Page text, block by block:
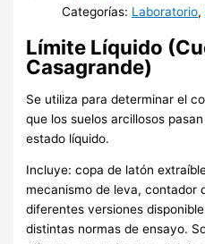
Categorías: Laboratorio,
Límite Líquido
Casagrande)
Se utiliza para determinar el
que los suelos arcillosos
estado líquido.
Incluye: copa de latón
mecanismo de leva, contador
diferentes versiones
distintas normas de ensayo.